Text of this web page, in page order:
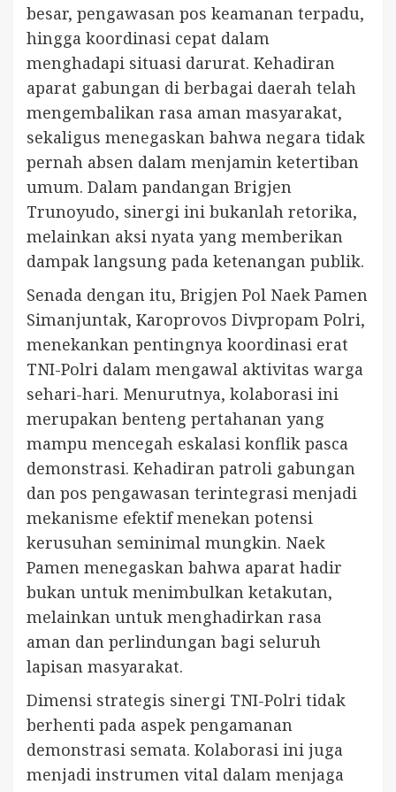
besar, pengawasan pos keamanan terpadu,
hingga koordinasi cepat dalam
menghadapi situasi darurat. Kehadiran
aparat gabungan di berbagai daerah telah
mengembalikan rasa aman masyarakat,
sekaligus menegaskan bahwa negara tidak
pernah absen dalam menjamin ketertiban
umum. Dalam pandangan Brigjen
Trunoyudo, sinergi ini bukanlah retorika,
melainkan aksi nyata yang memberikan
dampak langsung pada ketenangan publik.
Senada dengan itu, Brigjen Pol Naek Pamen
Simanjuntak, Karoprovos Divpropam Polri,
menekankan pentingnya koordinasi erat
TNI-Polri dalam mengawal aktivitas warga
sehari-hari. Menurutnya, kolaborasi ini
merupakan benteng pertahanan yang
mampu mencegah eskalasi konflik pasca
demonstrasi. Kehadiran patroli gabungan
dan pos pengawasan terintegrasi menjadi
mekanisme efektif menekan potensi
kerusuhan seminimal mungkin. Naek
Pamen menegaskan bahwa aparat hadir
bukan untuk menimbulkan ketakutan,
melainkan untuk menghadirkan rasa
aman dan perlindungan bagi seluruh
lapisan masyarakat.
Dimensi strategis sinergi TNI-Polri tidak
berhenti pada aspek pengamanan
demonstrasi semata. Kolaborasi ini juga
menjadi instrumen vital dalam menjaga